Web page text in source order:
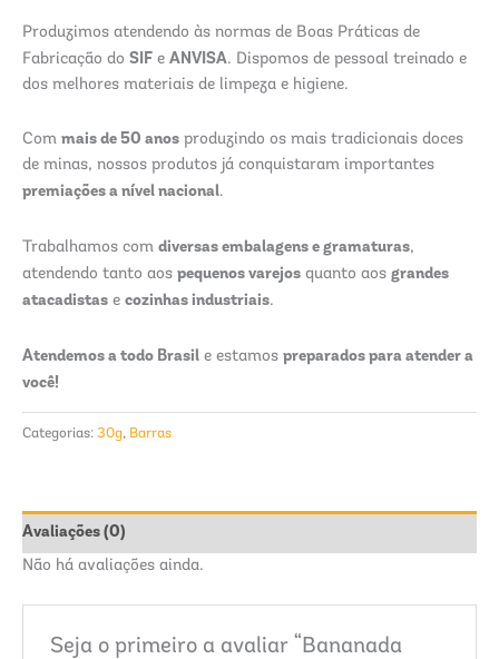
Produzimos atendendo às normas de Boas Práticas de
Fabricação do SIF e ANVISA. Dispomos de pessoal treinado e
dos melhores materiais de limpeza e higiene.
Com mais de 50 anos produzindo os mais tradicionais doces
de minas, nossos produtos já conquistaram importantes
premiações a nível nacional.
Trabalhamos com diversas embalagens e gramaturas,
atendendo tanto aos pequenos varejos quanto aos grandes
atacadistas e cozinhas industriais.
Atendemos a todo Brasil e estamos preparados para atender a
você!
Categorias: 30g, Barras
Avaliações (0)
Não há avaliações ainda.
Seja o primeiro a avaliar “Bananada